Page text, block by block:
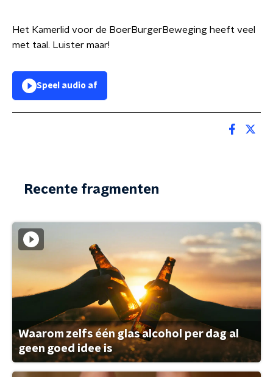
Het Kamerlid voor de BoerBurgerBeweging heeft veel
met taal. Luister maar!
Speel audio af
Recente fragmenten
Waarom zelfs één glas alcohol per dag al
geen goed idee is